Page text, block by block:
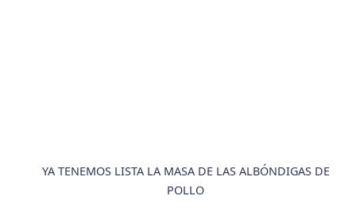
YA TENEMOS LISTA LA MASA DE LAS ALBÓNDIGAS DE
POLLO